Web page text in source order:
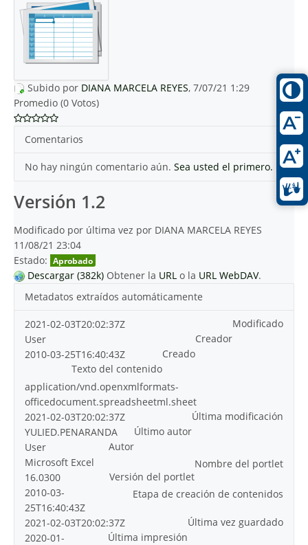
Subido por DIANA MARCELA REYES, 7/07/21 1:29
Promedio (0 Votos)
Comentarios
No hay ningún comentario aún. Sea usted el primero.
Versión 1.2
Modificado por última vez por DIANA MARCELA REYES
11/08/21 23:04
Estado: Aprobado
Descargar (382k) Obtener la URL o la URL WebDAV.
Metadatos extraídos automáticamente
Modificado
2021-02-03T20:02:37Z
Creador
User
Creado
2010-03-25T16:40:43Z
Texto del contenido
application/vnd.openxmlformats-
officedocument.spreadsheetml.sheet
Última modificación
2021-02-03T20:02:37Z
Último autor
YULIED.PENARANDA
Autor
User
Nombre del portlet
Microsoft Excel
Versión del portlet
16.0300
Etapa de creación de contenidos
2010-03-
25T16:40:43Z
Última vez guardado
2021-02-03T20:02:37Z
Última impresión
2020-01-